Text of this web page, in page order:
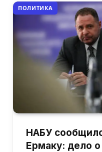
ПОЛИТИКА
НАБУ
Ермаку: дело